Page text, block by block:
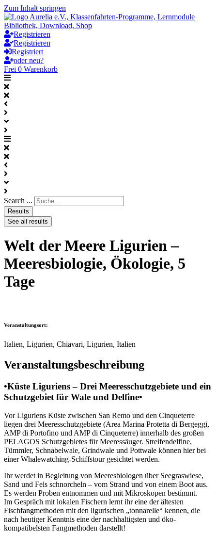
Zum Inhalt springen
Registrieren
Registrieren
Registriert
oder neu?
Frei 0 Warenkorb
Search ...
Results
See all results
Welt der Meere Ligurien –
Meeresbiologie, Ökologie, 5
Tage
Veranstaltungsort:
Italien, Ligurien, Chiavari, Ligurien, Italien
Veranstaltungsbeschreibung
•Küste Liguriens – Drei Meeresschutzgebiete und ein
Schutzgebiet für Wale und Delfine•
Vor Liguriens Küste zwischen San Remo und den Cinqueterre
liegen drei Meeresschutzgebiete (Area Marina Protetta di Bergeggi,
AMP di Portofino und AMP di Cinqueterre) innerhalb des großen
PELAGOS Schutzgebietes für Meeressäuger. Streifendelfine,
Tümmler, Schnabelwale, Grindwale und Pottwale können hier bei
einer Whalewatching-Schiffstour gesichtet werden.
Ihr werdet in Begleitung von Meeresbiologen über Seegraswiese,
Sand und Fels schnorcheln – vom Strand und von einem Boot aus.
Es werden Proben entnommen und mit Mikroskopen bestimmt.
Im Gespräch mit lokalen Fischern lernt ihr eine der ältesten
Fischfangmethoden mit den ligurischen „tonnarelle“ kennen, die
nach heutiger Kenntnis eine der nachhaltigsten und öko-
kompatibelsten Fangmethoden darstellt!